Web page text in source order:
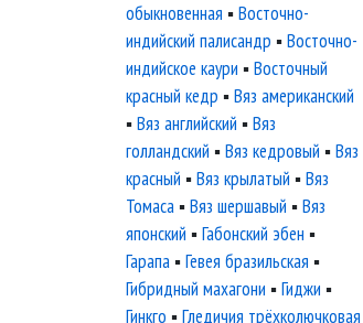
обыкновенная ▪Восточно-
индийский палисандр ▪Восточно-
индийское каури ▪Восточный
красный кедр ▪Вяз американский
▪Вяз английский ▪Вяз
голландский ▪Вяз кедровый ▪Вяз
красный ▪Вяз крылатый ▪Вяз
Томаса ▪Вяз шершавый ▪Вяз
японский ▪Габонский эбен ▪
Гарапа ▪Гевея бразильская ▪
Гибридный махагони ▪Гиджи ▪
Гинкго ▪Гледичия трёхколючковая